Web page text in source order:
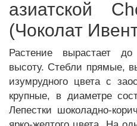
азиатской
(Чоколат
Растение вырастает
высоту. Стебли прямые,
изумрудного цвета с
крупные, в диаметре
Лепестки шоколадно-